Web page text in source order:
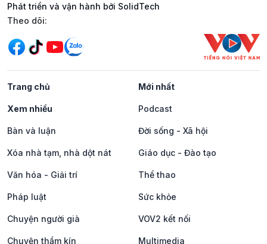
Phát triển và vận hành bởi SolidTech
Mạng xã hội
Theo dõi:
Trang chủ Mới nhất
Xem nhiều Podcast
Bàn và luận Đời sống - Xã hội
Xóa nhà tạm, nhà dột nát Giáo dục - Đào tạo
Văn hóa - Giải trí Thể thao
Pháp luật Sức khỏe
Chuyện người già VOV2 kết nối
Chuyện thầm kín Multimedia